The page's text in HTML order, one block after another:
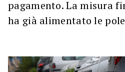
pagamento. La misura
ha già alimentato le